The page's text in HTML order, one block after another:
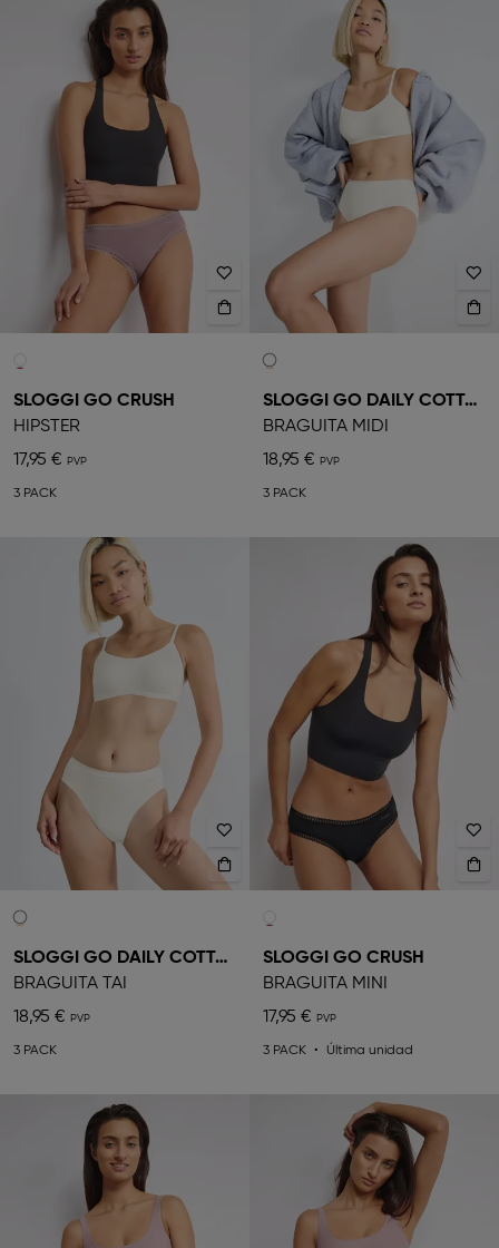
SLOGGI GO CRUSH
HIPSTER
17,95 €
3 PACK
SLOGGI GO DAILY COTTON
BRAGUITA MIDI
18,95 €
3 PACK
SLOGGI GO DAILY COTTON
BRAGUITA TAI
18,95 €
3 PACK
SLOGGI GO CRUSH
BRAGUITA MINI
17,95 €
3 PACK Última unidad